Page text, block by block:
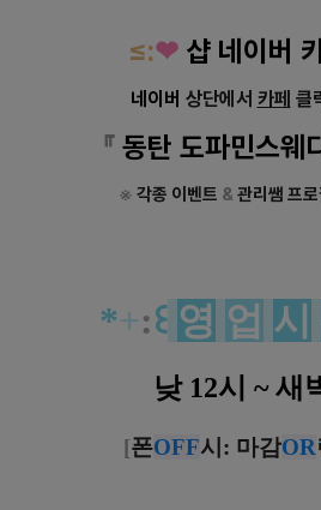
≤:❤ 샵 네이버
네이버 상단에서 카페 클
『 동탄 도파민스웨
※ 각종 이벤트 & 관리쌤 프로
*+:꒰ 영 업 시
낮 12시 ~ 새
[폰OFF시: 마감OR